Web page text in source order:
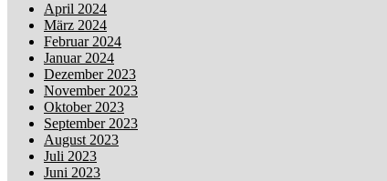
April 2024
März 2024
Februar 2024
Januar 2024
Dezember 2023
November 2023
Oktober 2023
September 2023
August 2023
Juli 2023
Juni 2023